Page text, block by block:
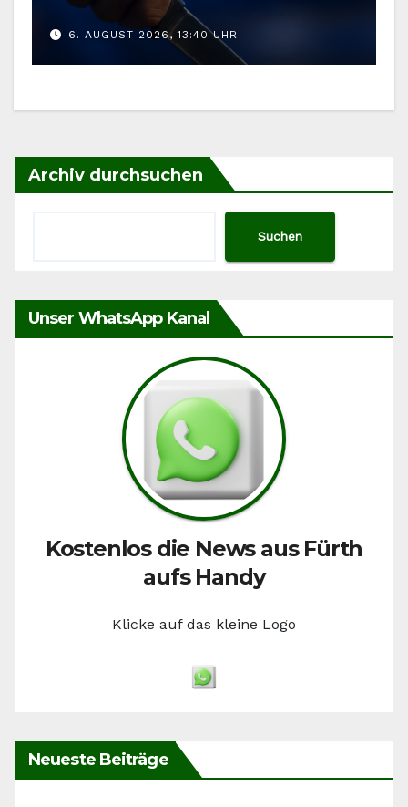
6. AUGUST 2026, 13:40 UHR
Archiv durchsuchen
Suchen
Unser WhatsApp Kanal
Kostenlos die News aus Fürth
aufs Handy
Klicke auf das kleine Logo
Neueste Beiträge